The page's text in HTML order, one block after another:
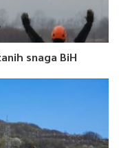
snaga BiH